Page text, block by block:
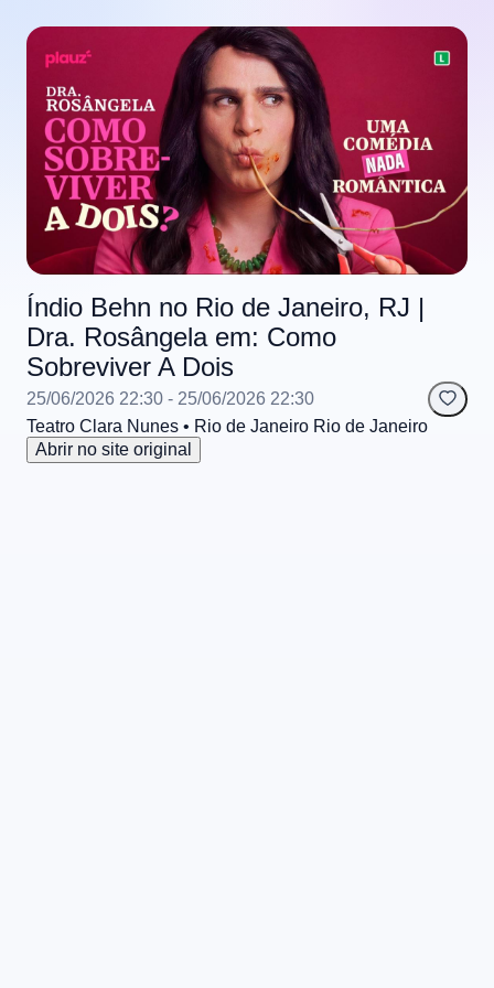
Índio Behn no Rio de Janeiro, RJ |
Dra. Rosângela em: Como
Sobreviver A Dois
25/06/2026 22:30 - 25/06/2026 22:30
Teatro Clara Nunes • Rio de Janeiro Rio de Janeiro
Abrir no site original